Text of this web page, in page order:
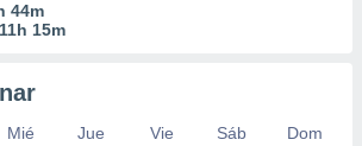
44m
11h 15m
Mié Jue Vie Sáb
Dom